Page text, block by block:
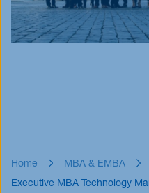
Home
MBA & EMBA
Executive MBA Technology